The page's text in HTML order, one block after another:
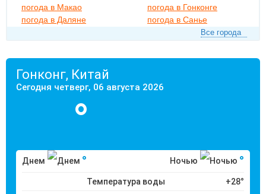
погода в Макао
погода в Гонконге
погода в Даляне
погода в Санье
Все города
Гонконг, Китай
Сегодня четверг, 06 августа 2026
°
Днем ° Ночью °
Температура воды
+28°